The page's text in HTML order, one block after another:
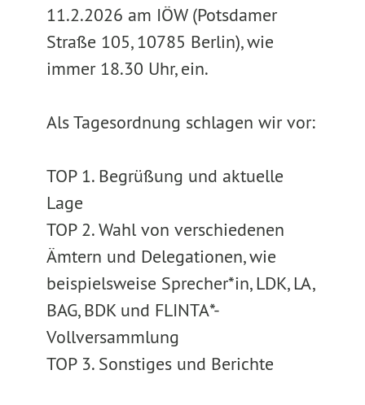
11.2.2026 am IÖW (Potsdamer
Straße 105, 10785 Berlin), wie
immer 18.30 Uhr, ein.
Als Tagesordnung schlagen wir vor:
TOP 1. Begrüßung und aktuelle
Lage
TOP 2. Wahl von verschiedenen
Ämtern und Delegationen, wie
beispielsweise Sprecher*in, LDK, LA,
BAG, BDK und FLINTA*-
Vollversammlung
TOP 3. Sonstiges und Berichte